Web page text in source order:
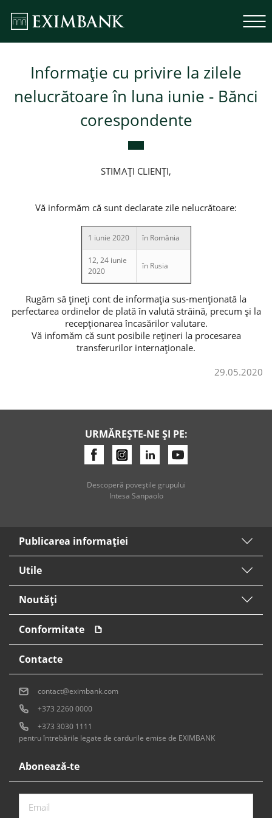
Credite de consum
Credite ipotecare
Informație cu privire la zilele
nelucrătoare în luna iunie - Bănci
corespondente
STIMAȚI CLIENȚI,
Vă informăm că sunt declarate zile nelucrătoare:
1 iunie 2020 în România
12, 24 iunie
2020
în Rusia
Rugăm să țineți cont de informația sus-menționată la
perfectarea ordinelor de plată în valută străină, precum și la
recepționarea încasărilor valutare.
Vă infomăm că sunt posibile rețineri la procesarea
transferurilor internaționale.
29.05.2020
URMĂREȘTE-NE ȘI PE:
Descoperă poveştile grupului
Intesa Sanpaolo
Publicarea informaţiei
Utile
Noutăți
Conformitate
Abonează-te
Contacte
contact@eximbank.com
+373 2260 0000
+373 3030 1111
pentru întrebările legate de cardurile emise de EXIMBANK